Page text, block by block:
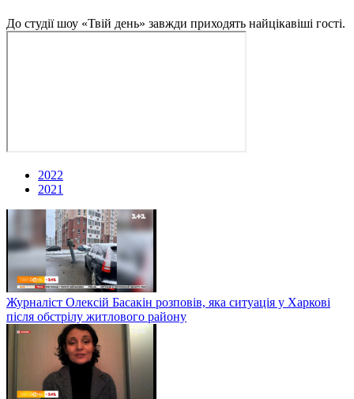
До студії шоу «Твій день» завжди приходять найцікавіші гості.
2022
2021
Журналіст Олексій Басакін розповів, яка ситуація у Харкові
після обстрілу житлового району